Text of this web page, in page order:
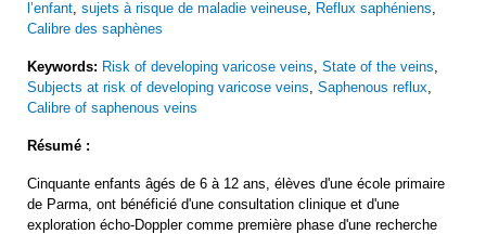
l’enfant sujets à risque de maladie veineuse Reflux saphéniens
Calibre des saphènes
Keywords: Risk of developing varicose veins State of the veins
Subjects at risk of developing varicose veins Saphenous reflux
Calibre of saphenous veins
Résumé :
Cinquante enfants âgés de 6 à 12 ans, élèves d'une école primaire
de Parma, ont bénéficié d'une consultation clinique et d'une
exploration écho-Doppler comme première phase d'une recherche